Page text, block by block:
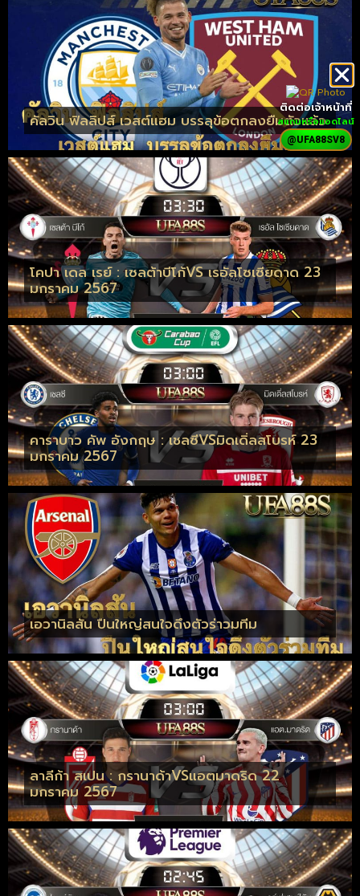
คัลวิน ฟิลลิปส์ เวสต์แฮม บรรลุข้อตกลงยืมตัวแล้ว
โคปา เดล เรย์ : เซลต้าบีโก้VS เรอัลโซเซียดาด 23
มกราคม 2567
คาราบาว คัพ อังกฤษ : เชลซีVSมิดเดิ่ลสโบรห์ 23
มกราคม 2567
เอวานิลสัน ปืนใหญ่สนใจดึงตัวร่าวมทีม
ลาลีก้า สเปน : กรานาด้าVSแอตมาดริด 22
มกราคม 2567
ติดต่อเจ้าหน้าที่
สแกนหรือแอดไลน์
@UFA88SV8